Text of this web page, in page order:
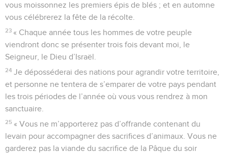
vous moissonnez les premiers épis de blés ; et en automne
vous célébrerez la fête de la récolte.
23 « Chaque année tous les hommes de votre peuple
viendront donc se présenter trois fois devant moi, le
Seigneur, le Dieu d’Israël.
24 Je déposséderai des nations pour agrandir votre territoire,
et personne ne tentera de s’emparer de votre pays pendant
les trois périodes de l’année où vous vous rendrez à mon
sanctuaire.
25 « Vous ne m’apporterez pas d’offrande contenant du
levain pour accompagner des sacrifices d’animaux. Vous ne
garderez pas la viande du sacrifice de la Pâque du soir